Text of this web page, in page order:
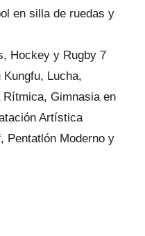
en silla de ruedas y
Hockey y Rugby 7
Lucha,
Gimnasia en
Artística
Pentatlón Moderno y